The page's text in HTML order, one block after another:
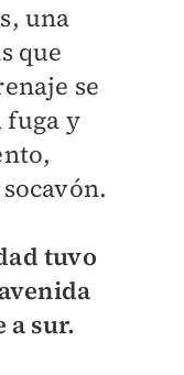
una
que
se
fuga y
tuvo
a sur.